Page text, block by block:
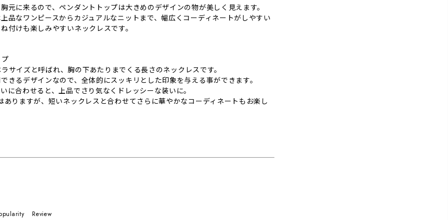
元に来るので、ペンダントトップは大きめのデザインの物が美しく見えます。
品なワンピースからカジュアルなニットまで、幅広くコーディネートがしやすい
付けも楽しみやすいネックレスです。
サイズと呼ばれ、胸の下あたりまでくる長さのネックレスです。
きるデザインなので、全体的にスッキリとした印象を与える事ができます。
に合わせると、上品でさり気なくドレッシーな装いに。
ありますが、短いネックレスと合わせてさらに華やかなコーディネートもお楽し
Review